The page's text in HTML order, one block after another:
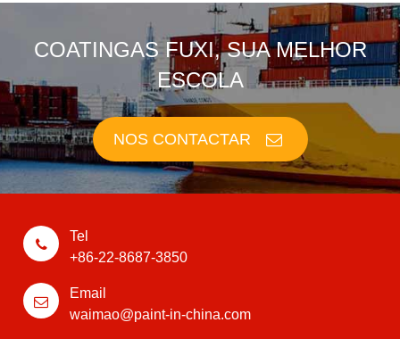
COATINGAS FUXI, SUA MELHOR
ESCOLA
NOS CONTACTAR
Tel
+86-22-8687-3850
Email
waimao@paint-in-china.com